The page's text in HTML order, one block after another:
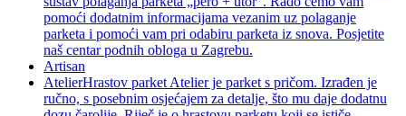
pomoći dodatnim informacijama vezanim uz polaganje
parketa i pomoći vam pri odabiru parketa iz snova. Posjetite
naš centar podnih obloga u Zagrebu.
Artisan
AtelierHrastov parket Atelier je parket s pričom. Izrađen je
ručno, s posebnim osjećajem za detalje, što mu daje dodatnu